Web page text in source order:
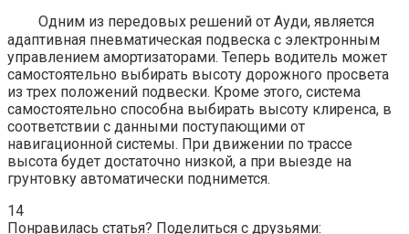
Одним из передовых решений от Ауди, является
адаптивная пневматическая подвеска с электронным
управлением амортизаторами. Теперь водитель может
самостоятельно выбирать высоту дорожного просвета
из трех положений подвески. Кроме этого, система
самостоятельно способна выбирать высоту клиренса, в
соответствии с данными поступающими от
навигационной системы. При движении по трассе
высота будет достаточно низкой, а при выезде на
грунтовку автоматически поднимется.
14
Понравилась статья? Поделиться с друзьями: